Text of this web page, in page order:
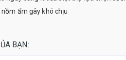
ẩm gây khó chịu
BẠN: